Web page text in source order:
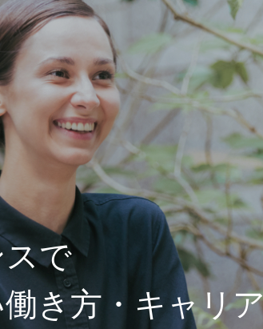
で
き方・キャリ